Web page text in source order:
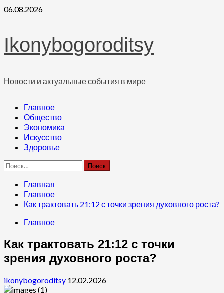
Перейти
06.08.2026
Ikonybogoroditsy
Новости и актуальные события в мире
меню
Главное
Общество
Экономика
Искусство
Здоровье
Найти:
Главная
Главное
Как трактовать 21:12 с точки зрения духовного роста?
Главное
Как трактовать 21:12 с точки
зрения духовного роста?
ikonybogoroditsy 12.02.2026